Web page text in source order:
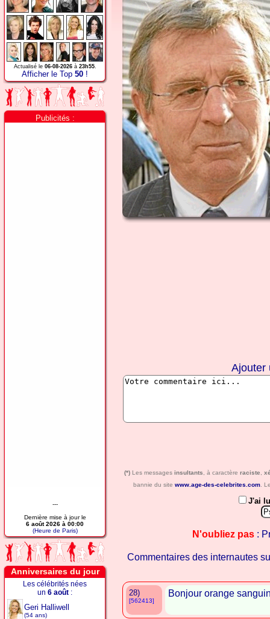
Actualisé le 06-08-2026à 23h55.
Afficher le Top 50 !
Publicités :
---
Dernière mise à jour le
6 août 2026 à 00:00
(Heure de Paris)
Anniversaires du jour
Les célébrités nées
un 6 août :
Geri Halliwell
(54 ans)
Ajouter
(*) Les messages insultants , à caractère raciste
bannie du site www.age-des-celebrites.com.
J'ai
N'oubliez pas :
Commentaires des internautes
28)
[562413]
Bonjour orange